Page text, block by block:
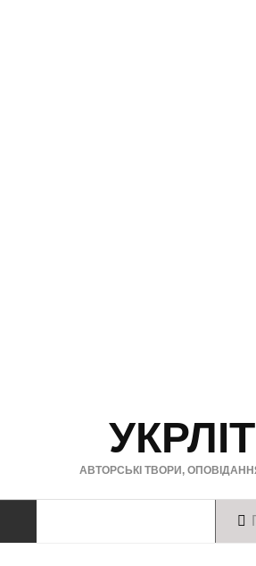
АВТОРСЬКІ ТВОРИ, ОПОВІДАННЯ,